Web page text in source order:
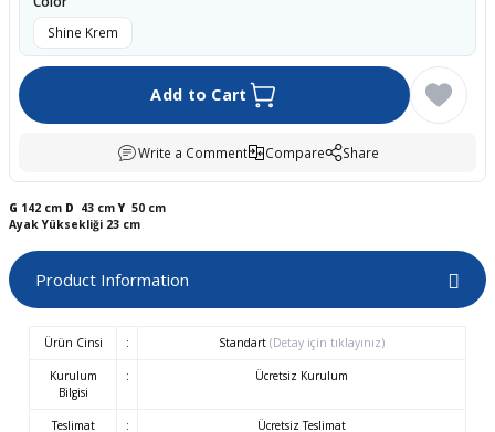
Shine Krem
Add to Cart
Write a Comment Compare Share
G 142 cm D 43 cmY50 cm
Ayak Yüksekliği 23 cm
Product Information
Ürün Cinsi : Standart (Detay için tıklayınız)
Kurulum
Bilgisi
: Ücretsiz Kurulum
Teslimat
: Ücretsiz Teslimat